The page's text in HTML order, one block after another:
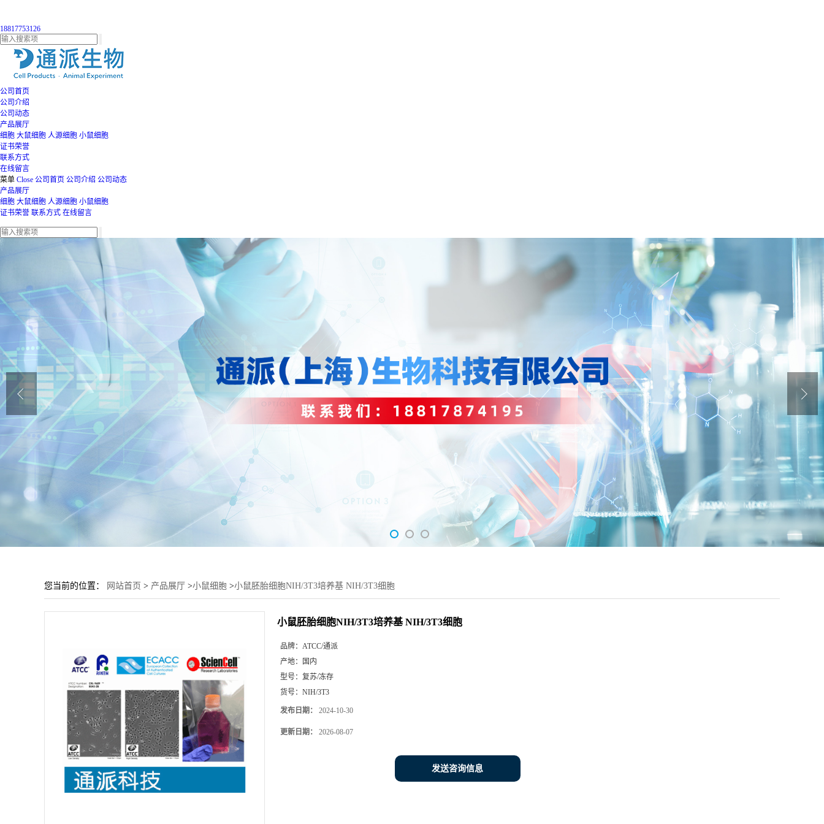
18817753126
公司首页
公司介绍
公司动态
产品展厅
细胞 大鼠细胞 人源细胞 小鼠细胞
证书荣誉
联系方式
在线留言
菜单 Close 公司首页 公司介绍 公司动态
产品展厅
细胞 大鼠细胞 人源细胞 小鼠细胞
证书荣誉 联系方式 在线留言
您当前的位置： 网站首页 > 产品展厅 >小鼠细胞 >小鼠胚胎细胞NIH/3T3培养基 NIH/3T3细胞
小鼠胚胎细胞NIH/3T3培养基 NIH/3T3细胞
品牌： ATCC/通派
产地：
国内
型号： 复苏/冻存
货号： NIH/3T3
发布日期： 2024-10-30
更新日期： 2026-08-07
发送咨询信息